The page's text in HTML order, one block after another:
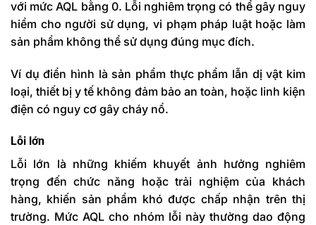
với mức AQL bằng 0. Lỗi nghiêm trọng có thể gây nguy
hiểm cho người sử dụng, vi phạm pháp luật hoặc làm
sản phẩm không thể sử dụng đúng mục đích.
Ví dụ điển hình là sản phẩm thực phẩm lẫn dị vật kim
loại, thiết bị y tế không đảm bảo an toàn, hoặc linh kiện
điện có nguy cơ gây cháy nổ.
Lỗi lớn
Lỗi lớn là những khiếm khuyết ảnh hưởng nghiêm
trọng đếnchức năng hoặc trải nghiệm của khách
hàng, khiến sản phẩm khó được chấp nhận trên thị
trường. Mức AQL cho nhóm lỗi này thường dao động